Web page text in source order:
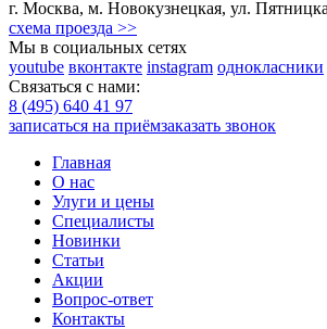
г. Москва, м. Новокузнецкая, ул.
схема проезда >>
Мы в социальных сетях
youtube вконтакте instagram однокласники
Связаться с нами:
8 (495) 640 41 97
записаться на приёмзаказать звонок
Главная
О нас
Улуги и цены
Специалисты
Новинки
Статьи
Акции
Вопрос-ответ
Контакты